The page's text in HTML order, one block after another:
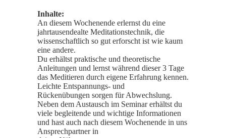
Inhalte:
An diesem Wochenende erlernst du eine
jahrtausendealte Meditationstechnik, die
wissenschaftlich so gut erforscht ist wie kaum
eine andere.
Du erhältst praktische und theoretische
Anleitungen und lernst während dieser 3 Tage
das Meditieren durch eigene Erfahrung kennen.
Leichte Entspannungs- und
Rückenübungen sorgen für Abwechslung.
Neben dem Austausch im Seminar erhältst du
viele begleitende und wichtige Informationen
und hast auch nach diesem Wochenende in uns
Ansprechpartner in